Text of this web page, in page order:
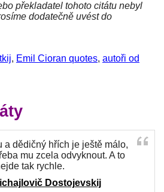
překladatel tohoto citátu nebyl
dodatečně uvést do
, Emil Cioran quotes, autoři od
a dědičný hřích je ještě málo,
mu zcela odvyknout. A to
tak rychle.
Dostojevskij